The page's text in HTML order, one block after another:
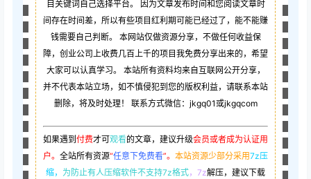
目关键词自己选择平台。 因为文章发布时间和您阅读文章时
间存在时间差，所以有些项目红利期可能已经过了，能不能赚
钱需要自己判断。 本网站仅做资源分享，不做任何收益保
障，创业公司上收费几百上千的项目我免费分享出来的，希望
大家可以认真学习。 本站所有资料均来自互联网公开分享，
并不代表本站立场，如不慎侵犯到您的版权利益，请联系本站
删除，将及时处理！ 联系方式微信：jkgq01或jkgqcom
如果遇到 付费才可观看的文章，建议升级会员或者成为认证用
户。 全站所有资源“任意下免费看”。 本站资源少部分采用7z压
缩， 为防止有人压缩软件不支持7z格式，7z解压，建议下载